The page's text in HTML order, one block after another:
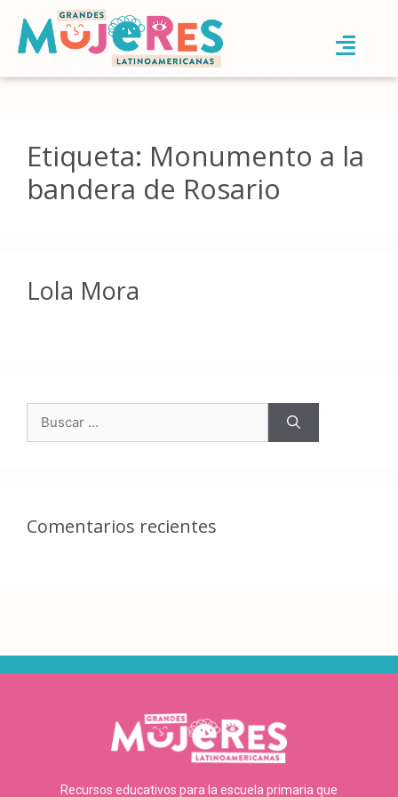
Etiqueta: Monumento a la
bandera de Rosario
Lola Mora
Comentarios recientes
Recursos educativos para la escuela primaria que